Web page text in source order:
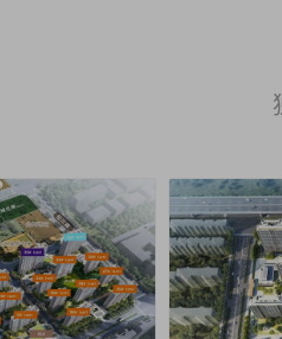
62 套
案例
18